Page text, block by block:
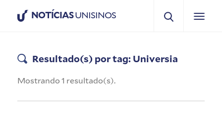
NOTÍCIASUNISINOS
Resultado(s) por tag: Universia
Mostrando 1 resultado(s).